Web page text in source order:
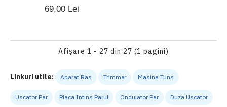
69,00 Lei
Afişare 1 - 27 din 27 (1 pagini)
Linkuri utile: Aparat Ras Trimmer Masina Tuns
Uscator Par Placa Intins Parul Ondulator Par Duza Uscator